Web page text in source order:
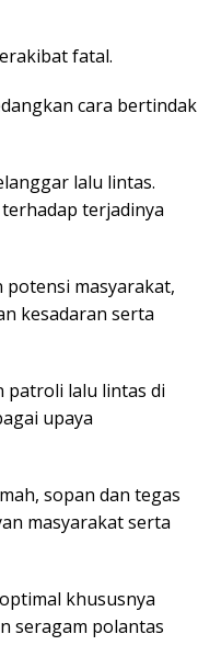
fatal.
cara bertindak
lalu lintas.
terjadinya
masyarakat,
kesadaran serta
patroli lalu lintas di
upaya
sopan dan tegas
masyarakat serta
khususnya
seragam polantas